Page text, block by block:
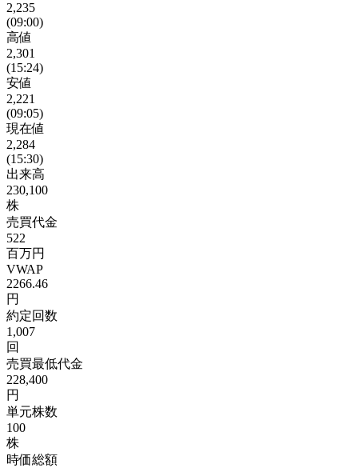
2,235
(09:00)
高値
2,301
(15:24)
安値
2,221
(09:05)
現在値
2,284
(15:30)
出来高
230,100
株
売買代金
522
百万円
VWAP
2266.46
円
約定回数
1,007
回
売買最低代金
228,400
円
単元株数
100
株
時価総額